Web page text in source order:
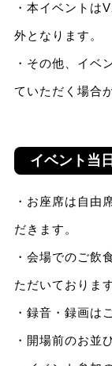
・本イベントは
外となります。
・その他、イベ
ていただく場合
イベント当
・お座席は自由
だきます。
・会場でのご飲
ただいておりま
・録音・録画は
・開場前のお並